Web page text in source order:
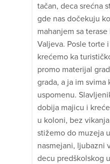
tačan, deca srećna
gde nas dočekuju
mahanjem sa
Valjeva. Posle torte
krećemo ka
promo materijal
grada, a ja im
uspomenu.
dobija majicu i
u koloni, bez
stižemo do muzeja
nasmejani, ljubazni
decu predškolskog